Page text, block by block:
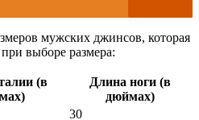
мужских джинсов, которая
выборе размера:
(в
Длина ноги (в
дюймах)
30